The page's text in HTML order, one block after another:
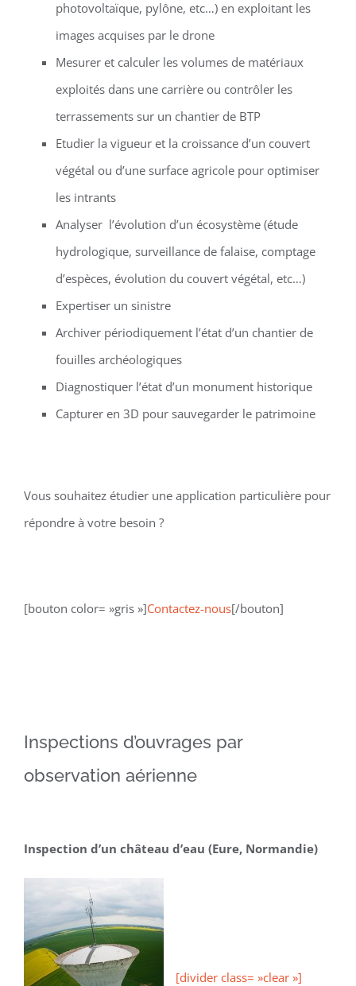
photovoltaïque, pylône, etc…) en exploitant les
images acquises par le drone
Mesurer et calculer les volumes de matériaux
exploités dans une carrière ou contrôler les
terrassements sur un chantier de BTP
Etudier la vigueur et la croissance d’un couvert
végétal ou d’une surface agricole pour optimiser
les intrants
Analyser l’évolution d’un écosystème (étude
hydrologique, surveillance de falaise, comptage
d’espèces, évolution du couvert végétal, etc…)
Expertiser un sinistre
Archiver périodiquement l’état d’un chantier de
fouilles archéologiques
Diagnostiquer l’état d’un monument historique
Capturer en 3D pour sauvegarder le patrimoine
Vous souhaitez étudier une application particulière pour
répondre à votre besoin ?
[bouton color= »gris »]Contactez-nous[/bouton]
Inspections d’ouvrages par
observation aérienne
Inspection d’un château d’eau (Eure, Normandie)
[divider class= »clear »]